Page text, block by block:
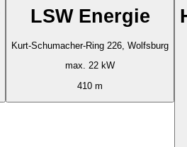
LSW Energie
Kurt-Schumacher-Ring 226, Wolfsburg
max. 22 kW
410 m